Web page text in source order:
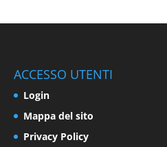
ACCESSO UTENTI
Login
Mappa del sito
Privacy Policy